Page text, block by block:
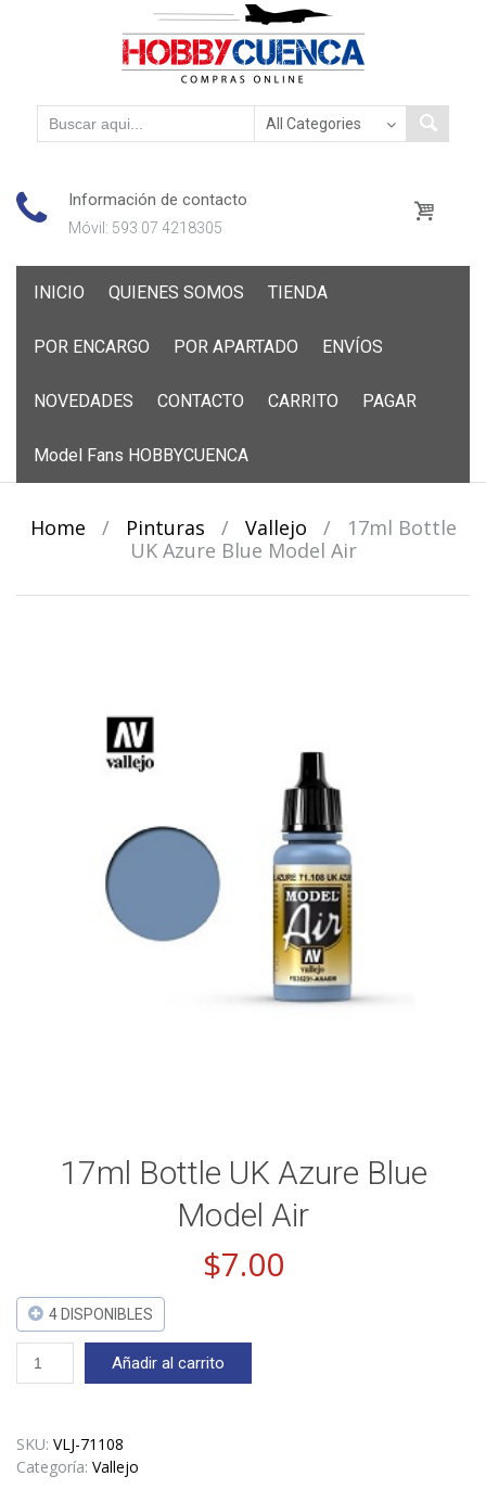
Información de contacto
Móvil: 593 07 4218305
INICIO QUIENES SOMOS TIENDA
POR ENCARGO POR APARTADO ENVÍOS
NOVEDADES CONTACTO CARRITO PAGAR
Model Fans HOBBYCUENCA
Home / Pinturas / Vallejo /
17ml Bottle
UK Azure Blue Model Air
17ml Bottle UK Azure Blue
Model Air
$7.00
4 DISPONIBLES
17ml
Bottle
Blue
Model
Añadir al carrito
SKU: VLJ-71108
Categoría: Vallejo